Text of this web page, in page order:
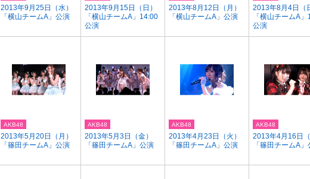
2013年9月25日（水）
「横山チームA」公演
2013年9月15日（日）
「横山チームA」14:00
公演
2013年8月12日（月）
「横山チームA」公演
2013年8月4日（
「横山チームA
公演
2013年5月20日（月）
「篠田チームA」公演
AKB48
2013年5月3日（金）
「篠田チームA」公演
AKB48
2013年4月23日（火）
「篠田チームA」公演
AKB48
2013年4月16日（
「篠田チームA」
AKB48